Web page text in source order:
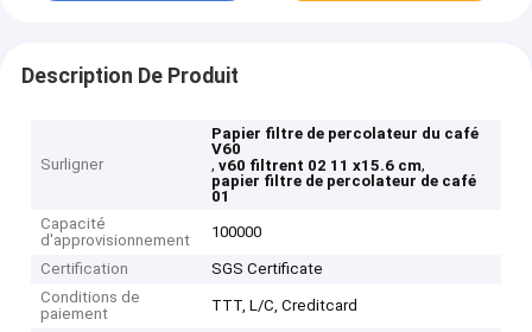
Description De Produit
Surligner
Papier filtre de percolateur du café
V60
,v60 filtrent 02 11 x15.6 cm,
papier filtre de percolateur de café
01
Capacité
d'approvisionnement
100000
Certification
SGS Certificate
Conditions de
paiement
TTT, L/C, Creditcard